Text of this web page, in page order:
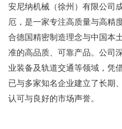
安尼纳机械（徐州）有限公司
厄，是一家专注高质量与高精
合德国精密制造理念与中国本
准的高品质、可靠产品。公司
业装备及轨道交通等领域，凭
已与多家知名企业建立了长期
认可与良好的市场声誉。